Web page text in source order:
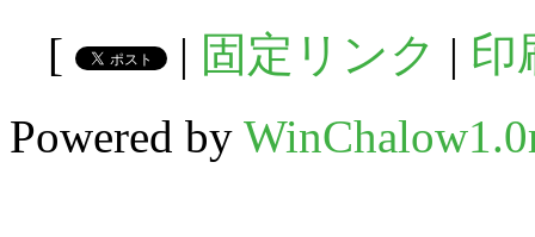
[
| 固定リンク | 印
Powered by